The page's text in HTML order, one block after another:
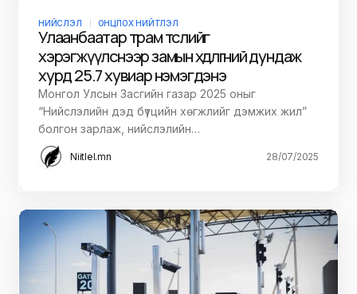
НИЙСЛЭЛ ОНЦЛОХ НИЙТЛЭЛ
Улаанбаатар трам төслийг
хэрэгжүүлснээр замын хөдөлгөөний дундаж
хурд 25.7 хувиар нэмэгдэнэ
Монгол Улсын Засгийн газар 2025 оныг
“Нийслэлийн дэд бүтцийн хөгжлийг дэмжих жил”
болгон зарлаж, нийслэлийн…
Niitlel.mn 28/07/2025